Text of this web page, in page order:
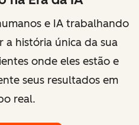
e IA trabalhando
a história única da sua
onde eles estão e
seus resultados em
real.